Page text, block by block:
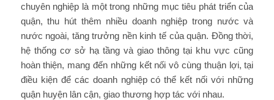
chuyên nghiệp là một trong những mục tiêu phát triển của
quận, thu hút thêm nhiều doanh nghiệp trong nước và
nước ngoài, tăng trưởng nền kinh tế của quận. Đồng thời,
hệ thống cơ sở hạ tầng và giao thông tại khu vực cũng
hoàn thiện, mang đến những kết nối vô cùng thuận lợi, tại
điều kiện để các doanh nghiệp có thể kết nối với những
quận huyện lân cận, giao thương hợp tác với nhau.